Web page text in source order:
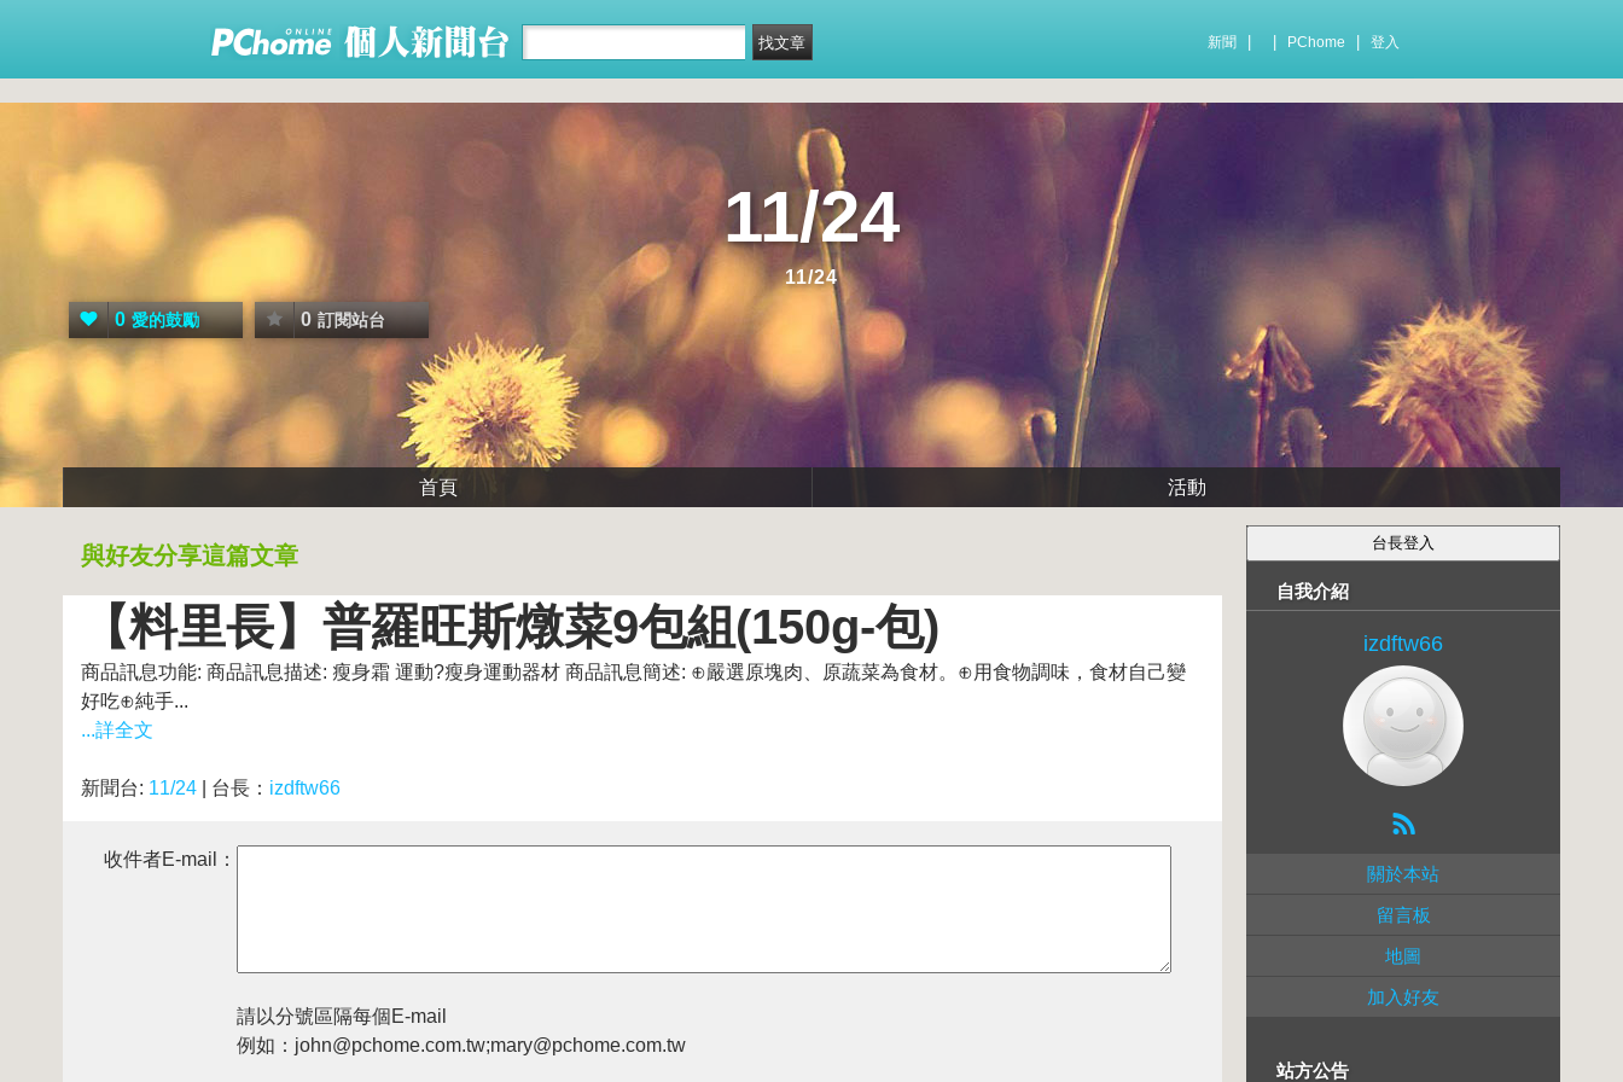
新聞 PChome 登入
11/24
11/24
0 愛的鼓勵 0 訂閱站台
首頁 活動
與好友分享這篇文章
【料里長】普羅旺斯燉菜9包組(150g-包)
商品訊息功能: 商品訊息描述: 瘦身霜 運動?瘦身運動器材 商品訊息簡述: ⊕嚴選原塊肉、原蔬菜為食材。⊕用食物調味，食材自己變
好吃⊕純手...
...詳全文
新聞台: 11/24 | 台長： izdftw66
收件者E-mail：
請以分號區隔每個E-mail
例如：john@pchome.com.tw;mary@pchome.com.tw
自我介紹
izdftw66
關於本站
留言板
地圖
加入好友
站方公告